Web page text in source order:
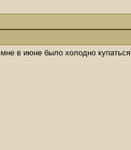
в июне было холодно купаться